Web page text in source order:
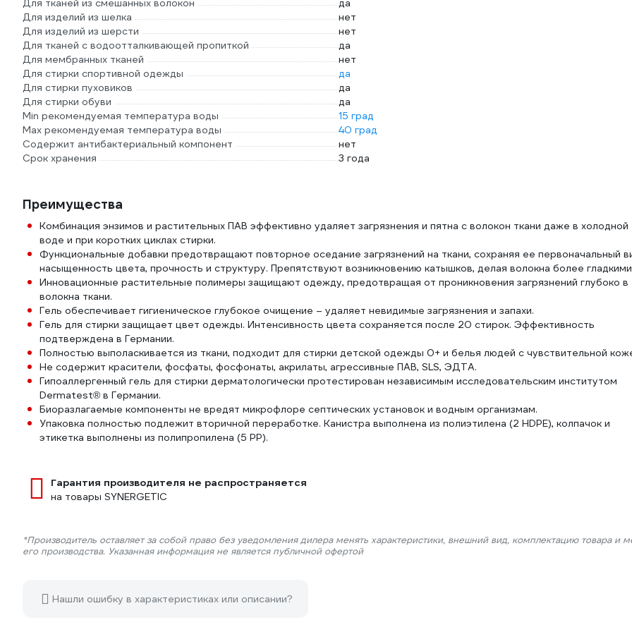
Для тканей из смешанных волокон
да
Для изделий из шелка
нет
Для изделий из шерсти
нет
Для тканей с водоотталкивающей пропиткой
да
Для мембранных тканей
нет
Для стирки спортивной одежды
да
Для стирки пуховиков
да
Для стирки обуви
да
Min рекомендуемая температура воды
15 град
Мах рекомендуемая температура воды
40 град
Содержит антибактериальный компонент
нет
Срок хранения
3 года
Преимущества
Комбинация энзимов и растительных ПАВ эффективно удаляет загрязнения и пятна с волокон ткани даже в холодной
воде и при коротких циклах стирки.
Функциональные добавки предотвращают повторное оседание загрязнений на ткани, сохраняя ее первоначальный
насыщенность цвета, прочность и структуру. Препятствуют возникновению катышков, делая волокна более
Инновационные растительные полимеры защищают одежду, предотвращая от проникновения загрязнений глубоко в
волокна ткани.
Гель обеспечивает гигиеническое глубокое очищение – удаляет невидимые загрязнения и запахи.
Гель для стирки защищает цвет одежды. Интенсивность цвета сохраняется после 20 стирок. Эффективность
подтверждена в Германии.
Полностью выполаскивается из ткани, подходит для стирки детской одежды 0+ и белья людей с чувствительной
Не содержит красители, фосфаты, фосфонаты, акрилаты, агрессивные ПАВ, SLS, ЭДТА.
Гипоаллергенный гель для стирки дерматологически протестирован независимым исследовательским институтом
Dermatest® в Германии.
Биоразлагаемые компоненты не вредят микрофлоре септических установок и водным организмам.
Упаковка полностью подлежит вторичной переработке. Канистра выполнена из полиэтилена (2 HDPE), колпачок и
этикетка выполнены из полипропилена (5 PP).
Гарантия производителя не распространяется
на товары SYNERGETIC
*Производитель оставляет за собой право без уведомления дилера менять характеристики, внешний вид, комплектацию товара и
его производства. Указанная информация не является публичной офертой
Нашли ошибку в характеристиках или описании?